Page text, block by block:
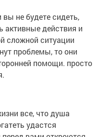
вы не будете сидеть,
активные действия и
сложной ситуации
проблемы, то они
помощи. просто
все, что душа
удастся